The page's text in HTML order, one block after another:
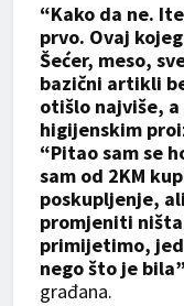
“Kako da ne.
prvo. Ovaj
Šećer, meso,
bazični artikli
otišlo najviše,
higijenskim
“Pitao sam se
sam od 2KM
poskupljenje,
promjeniti
primijetimo,
nego što je bila”
građana.